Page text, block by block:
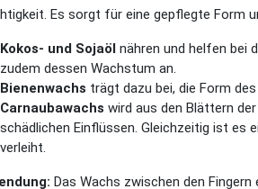
Es sorgt für eine gepflegte Form
Kokos- und Sojaöl nähren und helfen bei
zudem dessen Wachstum an.
Bienenwachs trägt dazu bei, die Form
Carnaubawachs wird aus den Blättern
schädlichen Einflüssen. Gleichzeitig ist es
verleiht.
Das Wachs zwischen den